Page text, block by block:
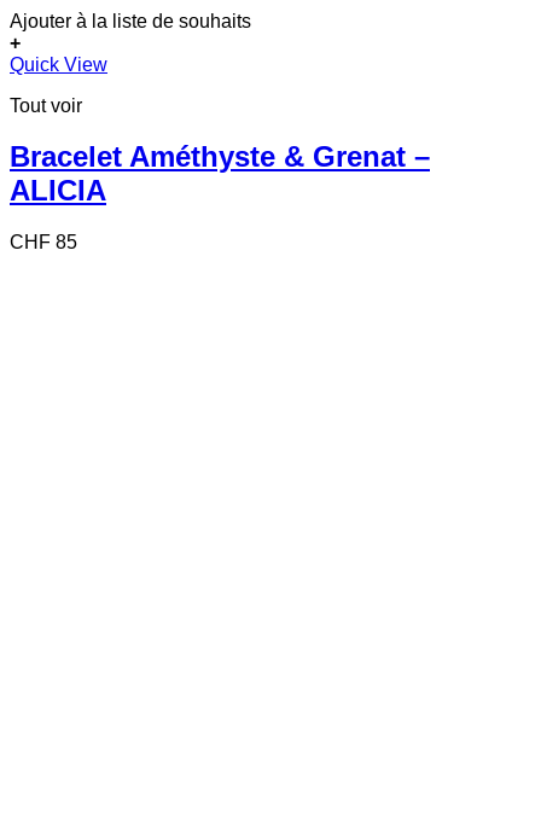
Ajouter à la liste de souhaits
+
Quick View
Tout voir
Bracelet Améthyste & Grenat –
ALICIA
CHF 85